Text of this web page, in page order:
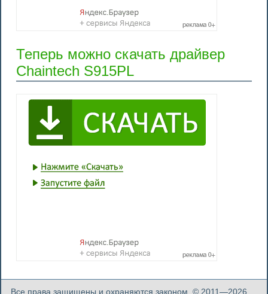
Теперь можно скачать драйвер
Chaintech S915PL
Все права защищены и охраняются законом. © 2011—2026